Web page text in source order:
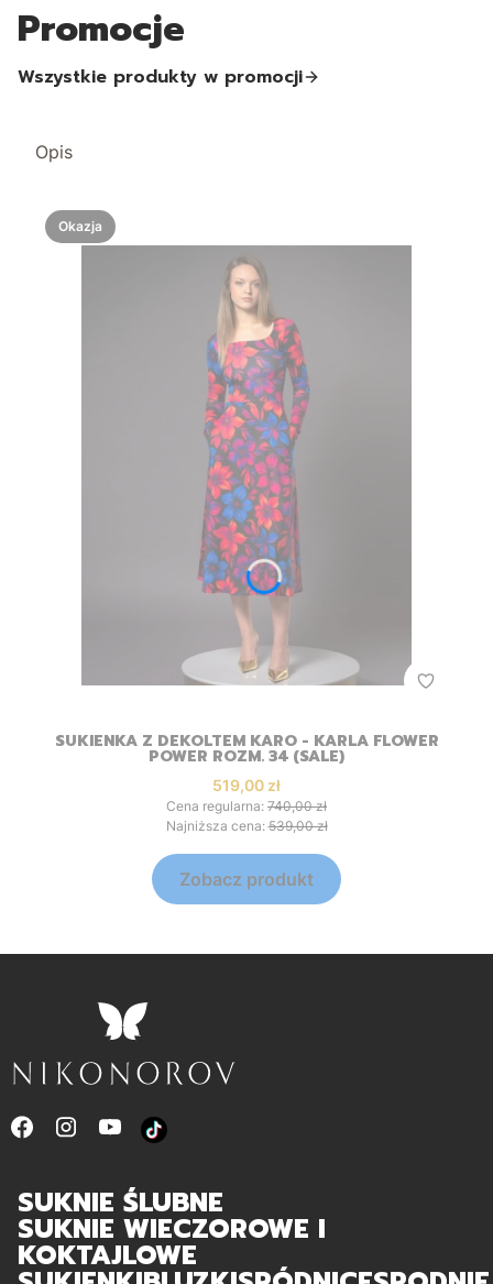
Promocje
Wszystkie produkty w promocji
Opis
Okazja
SUKIENKA Z DEKOLTEM KARO - KARLA FLOWER
POWER ROZM. 34 (SALE)
Cena promocyjna
519,00 zł
Cena regularna: 740,00 zł
Najniższa cena: 539,00 zł
Zobacz produkt
SUKNIE ŚLUBNE
SUKNIE WIECZOROWE I
KOKTAJLOWE